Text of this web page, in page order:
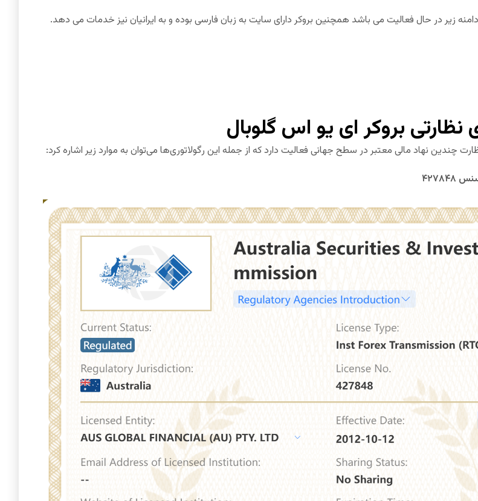
نظارتی بروکر ای یو اس گلوبال
چندین نهاد مالی معتبر در سطح جهانی فعالیت دارد که از جمله این رگولاتوری‌ها می‌توان به موارد زیر اشاره کرد: